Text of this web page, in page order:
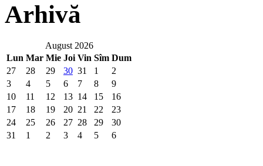
Arhivă
August 2026
Lun Mar Mie Joi Vin Sîm Dum
27
28 29 30 31 1
2
3
4 5 6 7 8
9
10
11 12 13 14 15
16
17
18 19 20 21 22
23
24
25 26 27 28 29
30
31
1 2 3 4 5 6